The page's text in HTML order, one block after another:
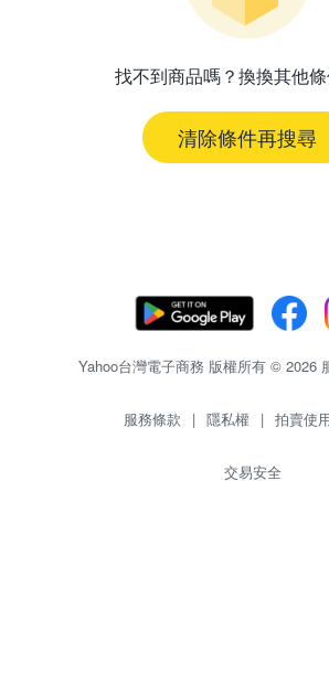
找不到商品嗎？換換其他條
清除條件再搜尋
Yahoo台灣電子商務 版權所有 © 2026
服務條款 | 隱私權 | 拍賣使
交易安全